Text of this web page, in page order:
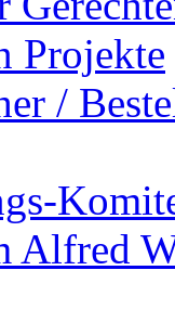
Projekte
/
Alfred